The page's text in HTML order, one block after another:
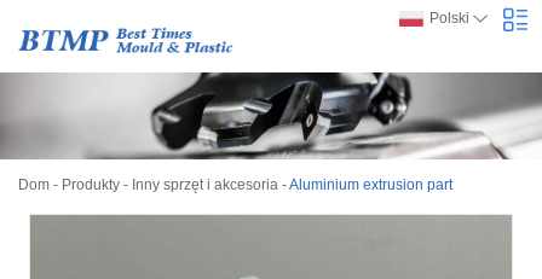
Polski
Dom - Produkty - Inny sprzęt i akcesoria -Aluminium extrusion part